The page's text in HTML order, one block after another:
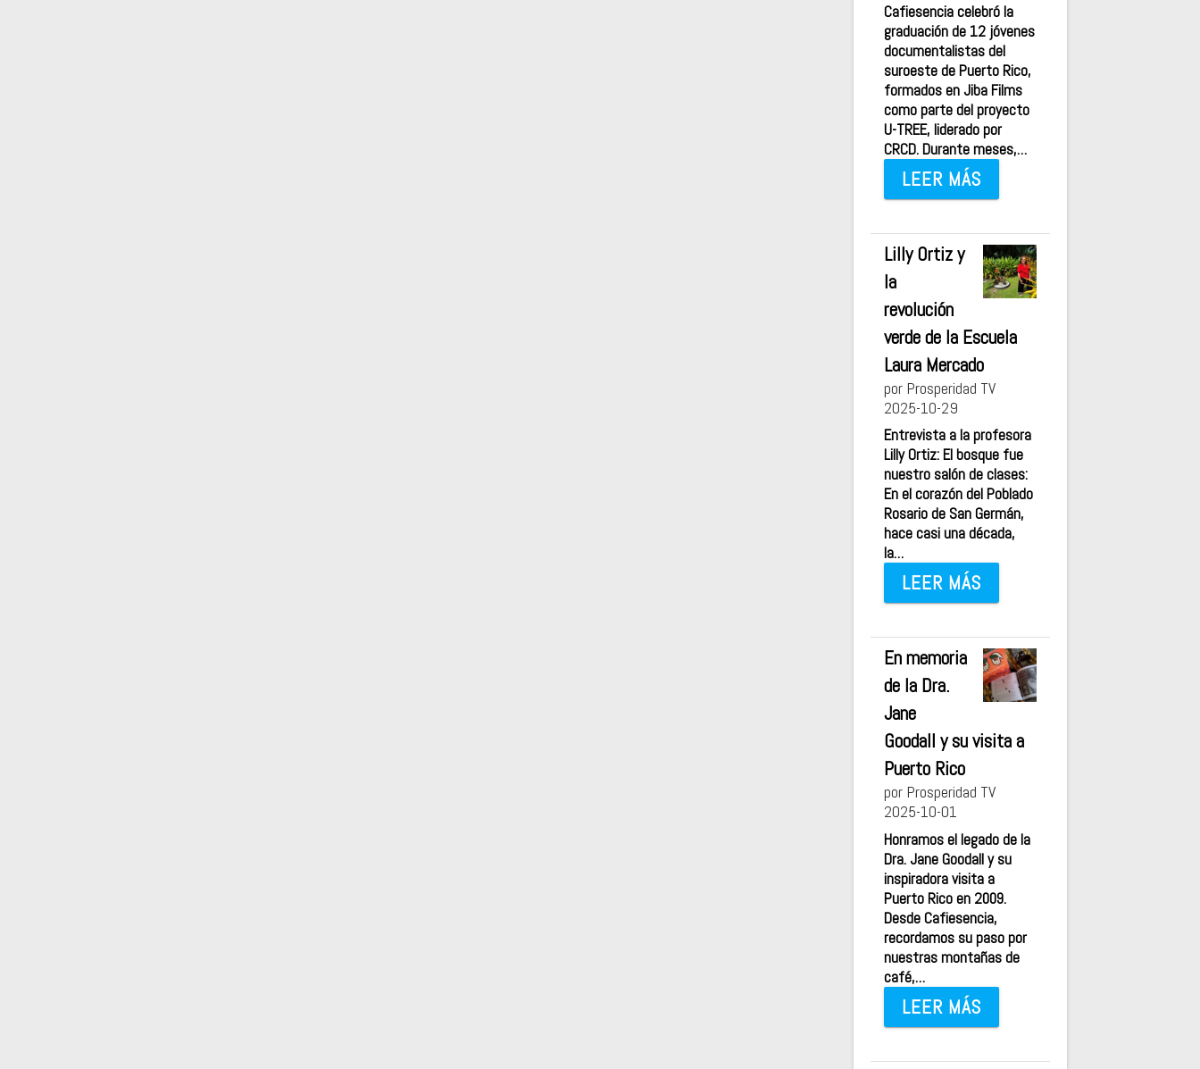
Cafiesencia celebró la
graduación de 12 jóvenes
documentalistas del
suroeste de Puerto Rico,
formados en Jiba Films
como parte del proyecto
U-TREE, liderado por
CRCD. Durante meses,…
LEER MÁS
Lilly Ortiz y
la
revolución
verde de la Escuela
Laura Mercado
por Prosperidad TV
2025-10-29
Entrevista a la profesora
Lilly Ortiz: El bosque fue
nuestro salón de clases:
En el corazón del Poblado
Rosario de San Germán,
hace casi una década,
la…
LEER MÁS
En memoria
de la Dra.
Jane
Goodall y su visita a
Puerto Rico
por Prosperidad TV
2025-10-01
Honramos el legado de la
Dra. Jane Goodall y su
inspiradora visita a
Puerto Rico en 2009.
Desde Cafiesencia,
recordamos su paso por
nuestras montañas de
café,…
LEER MÁS